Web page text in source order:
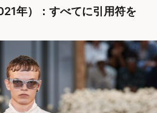
年）：すべてに引用符を